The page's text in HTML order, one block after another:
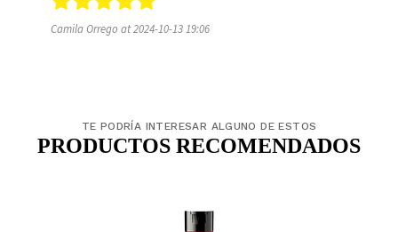
Camila Orrego at 2024-10-13 19:06
TE PODRÍA INTERESAR ALGUNO DE ESTOS
PRODUCTOS RECOMENDADOS